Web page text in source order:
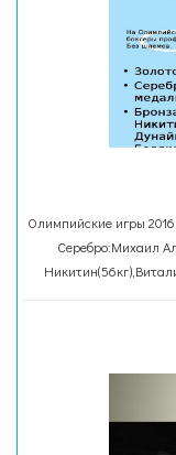
Олимпийские игры
Серебро:Михаил